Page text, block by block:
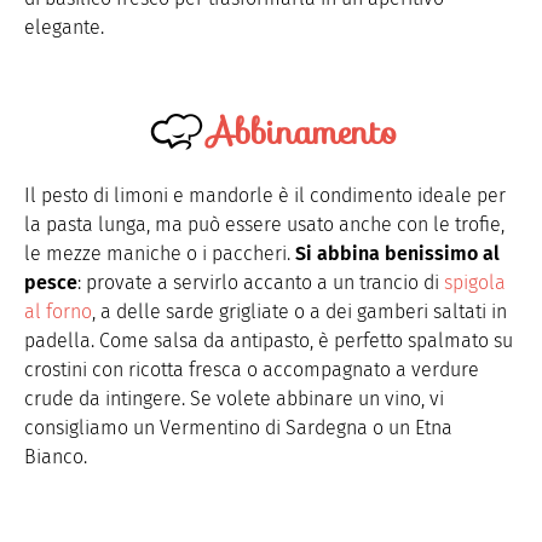
elegante.
Abbinamento
Il pesto di limoni e mandorle è il condimento ideale per
la pasta lunga, ma può essere usato anche con le trofie,
le mezze maniche o i paccheri. Si abbina benissimo al
pesce: provate a servirlo accanto a un trancio di spigola
al forno, a delle sarde grigliate o a dei gamberi saltati in
padella. Come salsa da antipasto, è perfetto spalmato su
crostini con ricotta fresca o accompagnato a verdure
crude da intingere. Se volete abbinare un vino, vi
consigliamo un Vermentino di Sardegna o un Etna
Bianco.